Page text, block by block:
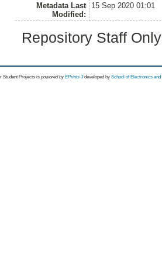
Metadata Last
Modified:
15 Sep 2020 01:01
Repository Staff
Student Projects is powored byEPrints 3 developed by School of Electronics